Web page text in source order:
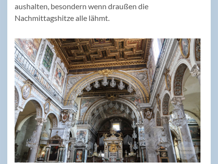
aushalten, besondern wenn draußen die
Nachmittagshitze alle lähmt.